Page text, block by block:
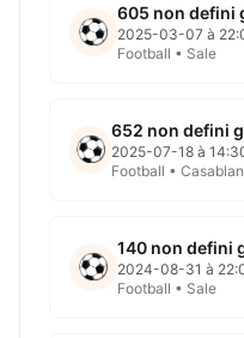
605 non defini
2025-03-07 à
Football • Sale
2025-07-18 à
Football •
140 non defini
2024-08-31 à
Football • Sale